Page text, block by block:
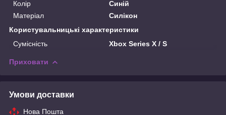
Колір
Синій
Матеріал
Силікон
Користувальницькі характеристики
Сумісність
Xbox Series X / S
Приховати
Умови доставки
Нова Пошта